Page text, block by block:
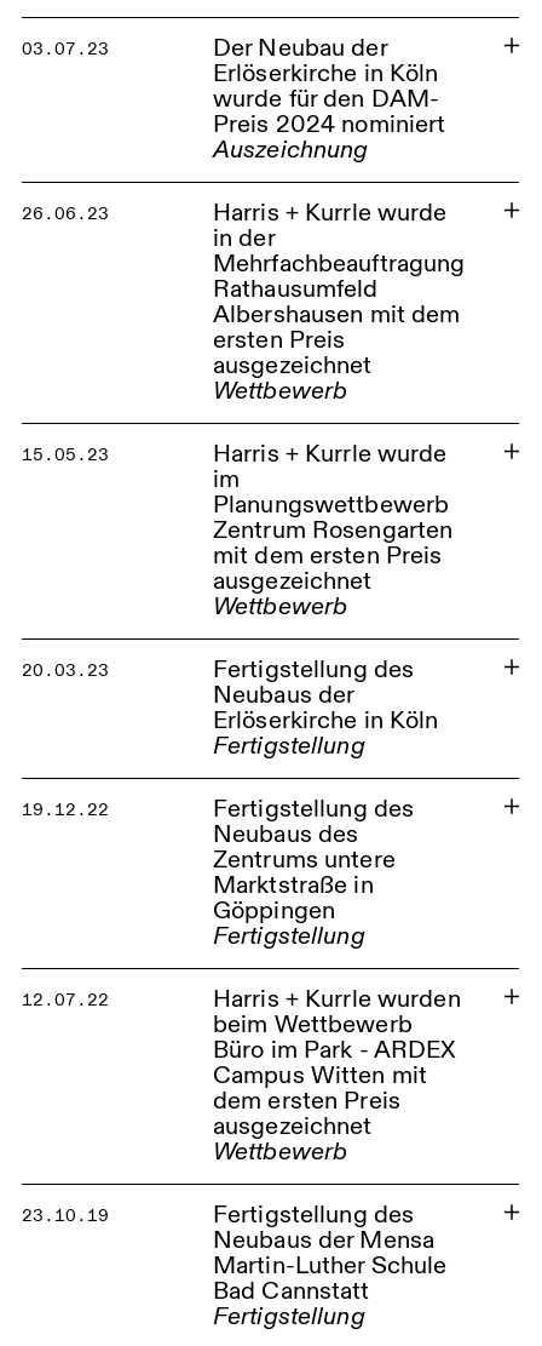
Sonnenhof Pforzheim
03.07.23
Der Neubau der
Erlöserkirche in Köln
wurde für den DAM-
Preis 2024 nominiert
Auszeichnung
Der Neubau der Erlöserkirche in
Köln wurde für den DAM-Preis
2024 nominiert
26.06.23
Harris + Kurrle wurde
in der
Mehrfachbeauftragung
Rathausumfeld
Albershausen mit dem
ersten Preis
ausgezeichnet
Wettbewerb
15.05.23
Harris + Kurrle wurde
im
Planungswettbewerb
Zentrum Rosengarten
mit dem ersten Preis
ausgezeichnet
Wettbewerb
20.03.23
Fertigstellung des
Neubaus der
Erlöserkirche in Köln
Fertigstellung
Kirchenstandort Köln
19.12.22
Fertigstellung des
Neubaus des
Zentrums untere
Marktstraße in
Göppingen
Fertigstellung
Zentrum untere Marktstraße
12.07.22
Harris + Kurrle wurden
beim Wettbewerb
Büro im Park - ARDEX
Campus Witten mit
dem ersten Preis
ausgezeichnet
Wettbewerb
23.10.19
Fertigstellung des
Neubaus der Mensa
Martin-Luther Schule
Bad Cannstatt
Fertigstellung